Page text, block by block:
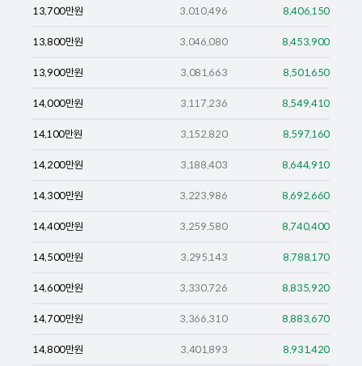
13,700만원 3,010,496 8,406,150
13,800만원 3,046,080 8,453,900
13,900만원 3,081,663 8,501,650
14,000만원 3,117,236 8,549,410
14,100만원 3,152,820 8,597,160
14,200만원 3,188,403 8,644,910
14,300만원 3,223,986 8,692,660
14,400만원 3,259,580 8,740,400
14,500만원 3,295,143 8,788,170
14,600만원 3,330,726 8,835,920
14,700만원 3,366,310 8,883,670
14,800만원 3,401,893 8,931,420